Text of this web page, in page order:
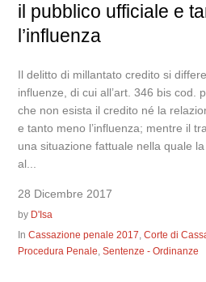
il pubblico ufficiale e
l’influenza
Il delitto di millantato credito si
influenze, di cui all’art. 346 bis cod.
che non esista il credito né la
e tanto meno l’influenza; mentre il
una situazione fattuale nella quale
al...
28 Dicembre 2017
by D'Isa
InCassazione penale 2017,Corte di
Procedura Penale,Sentenze - Ordinanze